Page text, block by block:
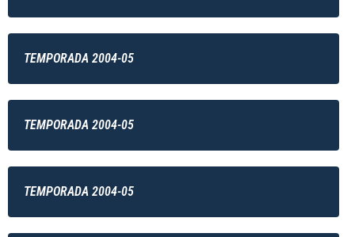
TEMPORADA 2004-05
TEMPORADA 2004-05
TEMPORADA 2004-05